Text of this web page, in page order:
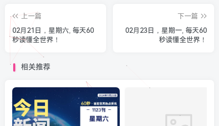
上一篇
02月21日，星期六, 每天60
秒读懂全世界！
下一篇
02月23日，星期一, 每天60
秒读懂全世界！
相关推荐